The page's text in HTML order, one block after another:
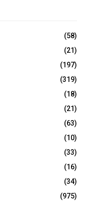
(58)
(21)
(197)
(319)
(18)
(21)
(63)
(10)
(33)
(16)
(34)
(975)